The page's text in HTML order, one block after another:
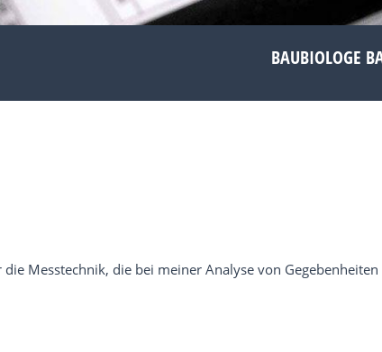
BAUBIOLOGE
Messtechnik, die bei meiner Analyse von